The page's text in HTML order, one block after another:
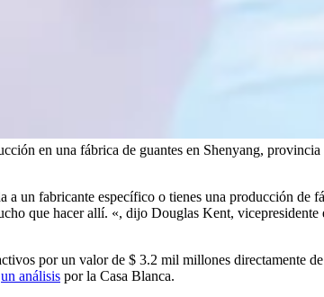
en una fábrica de guantes en Shenyang,
un fabricante específico o tienes una producción
que hacer allí. «, dijo Douglas Kent,
por un valor de $ 3.2 mil millones directamente
un análisis por la Casa Blanca.